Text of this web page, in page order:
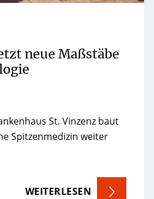
neue Maßstäbe
St. Vinzenz baut
Spitzenmedizin weiter
WEITERLESEN